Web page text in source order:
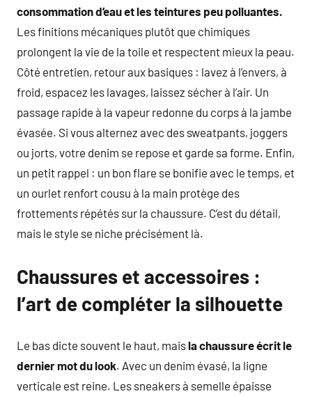
consommation d’eau et les teintures peu polluantes.
Les finitions mécaniques plutôt que chimiques
prolongent la vie de la toile et respectent mieux la peau.
Côté entretien, retour aux basiques : lavez à l’envers, à
froid, espacez les lavages, laissez sécher à l’air. Un
passage rapide à la vapeur redonne du corps à la jambe
évasée. Si vous alternez avec des sweatpants, joggers
ou jorts, votre denim se repose et garde sa forme. Enfin,
un petit rappel : un bon flare se bonifie avec le temps, et
un ourlet renfort cousu à la main protège des
frottements répétés sur la chaussure. C’est du détail,
mais le style se niche précisément là.
Chaussures et accessoires :
l’art de compléter la silhouette
Le bas dicte souvent le haut, maisla chaussure écrit le
dernier mot du look. Avec un denim évasé, la ligne
verticale est reine. Les sneakers à semelle épaisse